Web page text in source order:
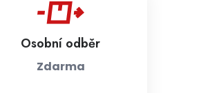
Osobní odběr
Zdarma